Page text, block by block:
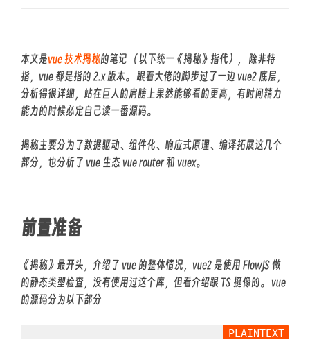
本文是vue 技术揭秘的笔记 （以下统一《揭秘》指代）， 除非特
指，vue 都是指的 2.x 版本。 跟着大佬的脚步过了一边 vue2 底层，
分析得很详细，站在巨人的肩膀上果然能够看的更高，有时间精力
能力的时候必定自己读一番源码。
揭秘主要分为了数据驱动、组件化、响应式原理、编译拓展这几个
部分，也分析了 vue 生态 vue router 和 vuex。
前置准备
《揭秘》最开头，介绍了 vue 的整体情况，vue2 是使用 FlowJS 做
的静态类型检查，没有使用过这个库，但看介绍跟 TS 挺像的。 vue
的源码分为以下部分